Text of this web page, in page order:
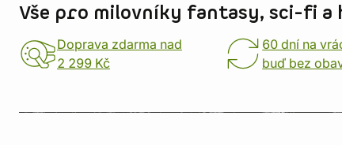
Vše pro milovníky fantasy, sci-fi a
Doprava zdarma nad
2 299 Kč
60 dní na
buď bez